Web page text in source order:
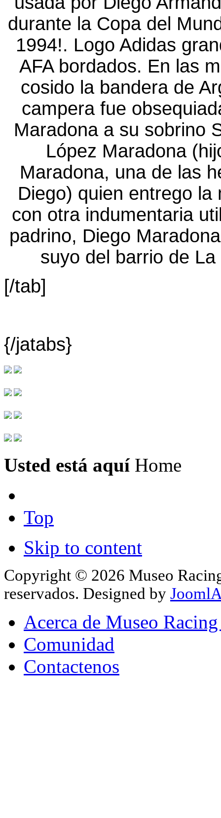
[/tab]
{/jatabs}
Usted está aquí Home
Top
Skip to content
Copyright © 2026 Museo
reservados. Designed by
Acerca de Museo
Comunidad
Contactenos